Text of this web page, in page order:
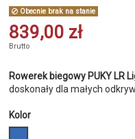
Obecnie brak na stanie
839,00 zł
Brutto
Rowerek biegowy PUKY LR
doskonały dla małych
Kolor